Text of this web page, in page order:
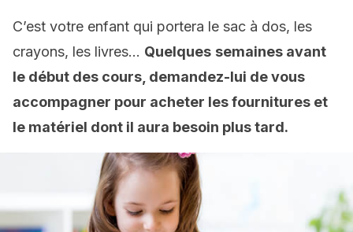
C’est votre enfant qui portera le sac à dos, les
crayons, les livres… Quelques semaines avant
le début des cours, demandez-lui de vous
accompagner pour acheter les fournitures et
le matériel dont il aura besoin plus tard.